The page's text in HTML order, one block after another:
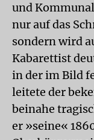
und
nur auf das
sondern wird
Kabarettist
in der im Bild
leitete der
beinahe
er »seine«